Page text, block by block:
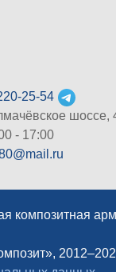
25-54
шоссе,
- 17:00
композитная